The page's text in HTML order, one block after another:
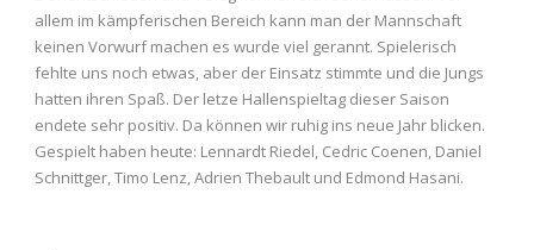
allem im kämpferischen Bereich kann man der Mannschaft
keinen Vorwurf machen es wurde viel gerannt. Spielerisch
fehlte uns noch etwas, aber der Einsatz stimmte und die Jungs
hatten ihren Spaß. Der letze Hallenspieltag dieser Saison
endete sehr positiv. Da können wir ruhig ins neue Jahr blicken.
Gespielt haben heute: Lennardt Riedel, Cedric Coenen, Daniel
Schnittger, Timo Lenz, Adrien Thebault und Edmond Hasani.